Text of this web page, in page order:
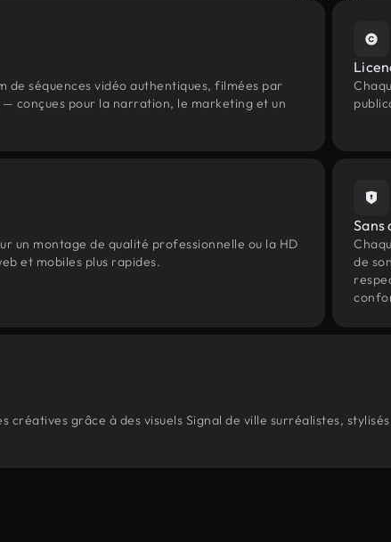
de séquences vidéo authentiques, filmées par
conçues pour la narration, le marketing et un
un montage de qualité professionnelle ou la HD
et mobiles plus rapides.
Sans
de
créatives grâce à des visuels Signal de ville surréalistes,